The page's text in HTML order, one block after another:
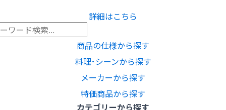
詳細はこちら
商品の仕様から探す
料理･シーンから探す
メーカーから探す
特価商品から探す
カテゴリーから探す